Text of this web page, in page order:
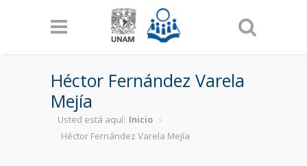
Pasar al contenido principal
Héctor Fernández Varela
Mejía
Usted está aquí: Inicio
Héctor Fernández Varela Mejía